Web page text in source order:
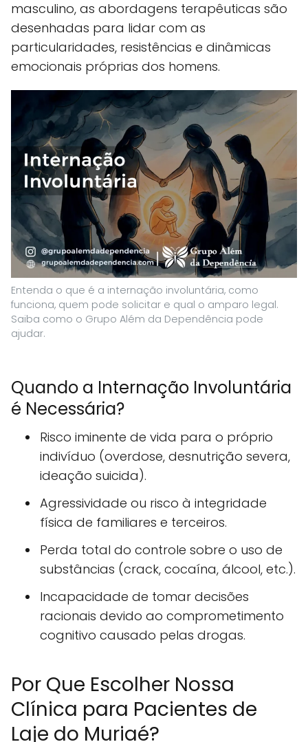
masculino, as abordagens terapêuticas são
desenhadas para lidar com as
particularidades, resistências e dinâmicas
emocionais próprias dos homens.
Entenda o que é a internação involuntária, como
funciona, quem pode solicitar e qual o amparo legal.
Saiba como o Grupo Além da Dependência pode
ajudar.
Quando a Internação Involuntária
é Necessária?
Risco iminente de vida para o próprio
indivíduo (overdose, desnutrição severa,
ideação suicida).
Agressividade ou risco à integridade
física de familiares e terceiros.
Perda total do controle sobre o uso de
substâncias (crack, cocaína, álcool, etc.).
Incapacidade de tomar decisões
racionais devido ao comprometimento
cognitivo causado pelas drogas.
Por Que Escolher Nossa
Clínica para Pacientes de
Laje do Muriaé?